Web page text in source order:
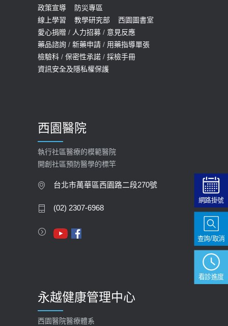
政策宣導
防災專區
線上學習
教學研究部
西園圖書室
愛心捐贈 / 人力招募 / 意見反應
藥品諮詢 / 新藥申請 / 用藥指導單張
檢驗科 / 保密性承諾 / 採檢手冊
資訊安全及隱私權保護
西園醫院
執行社區醫療的模範醫院
開創社區預防醫學的標竿
台北市萬華區西園路二段270號
(02) 2307-6968
永越健康管理中心
西園醫院醫療體系
網路掛號
看診進度
查詢/取消